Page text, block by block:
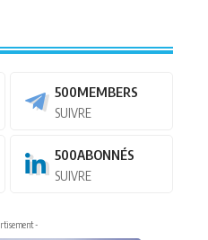
500MEMBERS
SUIVRE
500ABONNÉS
SUIVRE
-